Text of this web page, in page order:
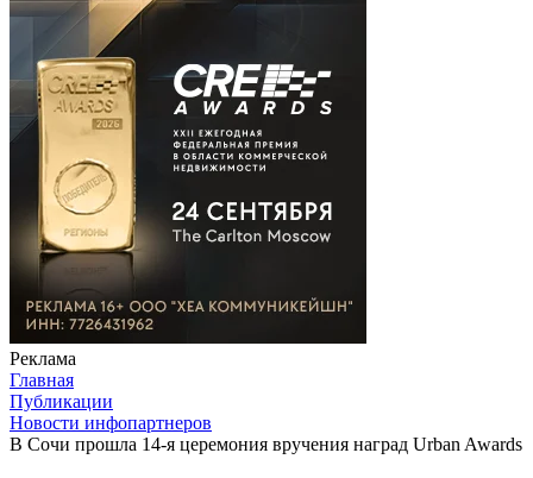
Реклама
Главная
Публикации
Новости инфопартнеров
В Сочи прошла 14-я церемония вручения наград Urban Awards